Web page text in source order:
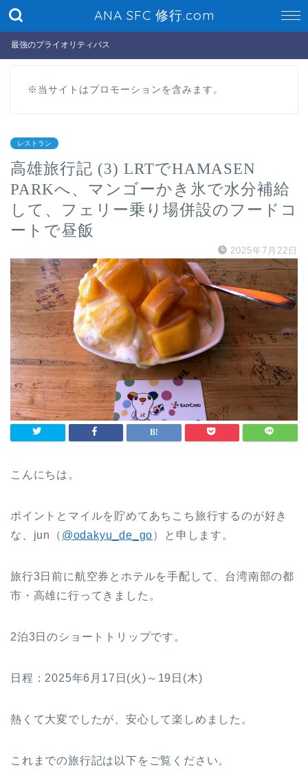
ANA SFC 修行.com
最強のプライオリティパス
※当サイトはプロモーションを含みます。
レストラン
高雄旅行記 (3) LRTでHAMASEN
PARKへ、マンゴーかき氷で水分補給
して、フェリー乗り場併設のフードコ
ートで昼飯
2025年7月22日
こんにちは。
ポイントとマイルを貯めてあちこち旅行するのが好き
な、jun（ @odakyu_de_go）と申します。
旅行3日前に航空券とホテルを手配して、台湾南部の都
市・高雄に行ってきました。
2泊3日のショートトリップです。
日程：2025年6月17日(火)～19日(木)
熱くて大変でしたが、安心して楽しめました。
これまでの旅行記は以下をご覧ください。